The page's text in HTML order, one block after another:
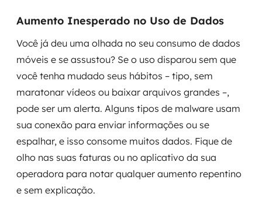
Aumento Inesperado no Uso de Dados
Você já deu uma olhada no seu consumo de dados
móveis e se assustou? Se o uso disparou sem que
você tenha mudado seus hábitos – tipo, sem
maratonar vídeos ou baixar arquivos grandes –,
pode ser um alerta. Alguns tipos de malware usam
sua conexão para enviar informações ou se
espalhar, e isso consome muitos dados. Fique de
olho nas suas faturas ou no aplicativo da sua
operadora para notar qualquer aumento repentino
e sem explicação.